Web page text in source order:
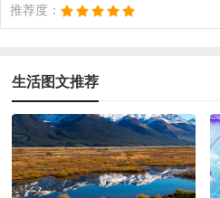
推荐度：
生活图文推荐